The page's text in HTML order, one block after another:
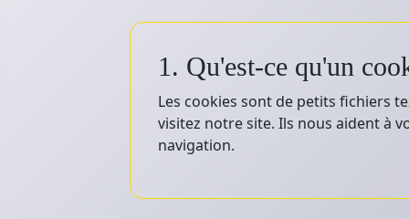
1. Qu'est-ce qu'un
Les cookies sont de petits fichiers
visitez notre site. Ils nous aident à
navigation.